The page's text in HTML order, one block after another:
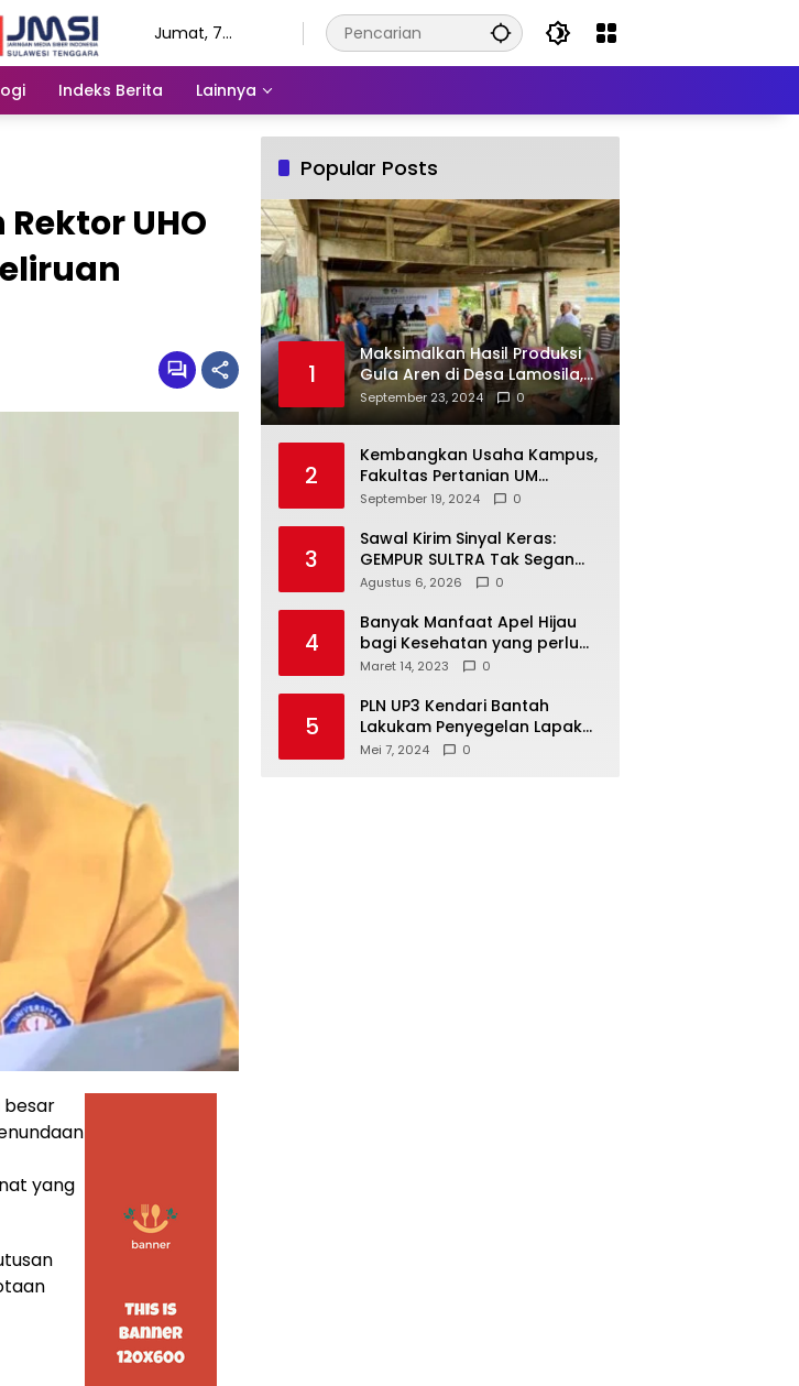
Jumat, 7
Indeks Berita Lainnya
UHO
besar
yang
Popular Posts
1
Maksimalkan Hasil Produksi
Gula Aren di Desa Lamosila,
UM Kendari Berikan Bantuan
Alat Produksi Modern
September 23, 2024 0
2
Kembangkan Usaha Kampus,
Fakultas Pertanian UM
Kendari Optimalkan
Agribisnis
September 19, 2024 0
3
Sawal Kirim Sinyal Keras:
GEMPUR SULTRA Tak Segan
Duduki Lahan Sengketa di
Agustus 6, 2026 0
4
Banyak Manfaat Apel Hijau
bagi Kesehatan yang perlu
Anda ketahui
Maret 14, 2023 0
5
PLN UP3 Kendari Bantah
Lakukam Penyegelan Lapak
Tugu Eks MTQ
Mei 7, 2024 0